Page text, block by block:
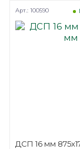
ДСП 16 мм
Арт.: 100590